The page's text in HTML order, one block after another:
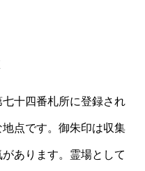
十四番札所に登録され
点です。御朱印は収集
あります。霊場として